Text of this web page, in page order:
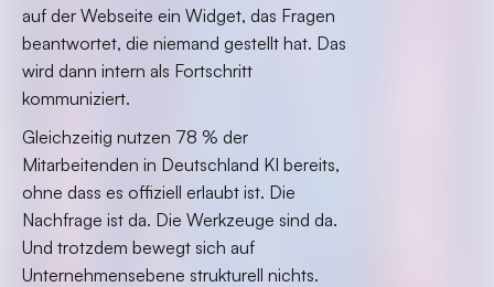
auf der Webseite ein Widget, das Fragen
beantwortet, die niemand gestellt hat. Das
wird dann intern als Fortschritt
kommuniziert.
Gleichzeitig nutzen 78 % der
Mitarbeitenden in Deutschland KI bereits,
ohne dass es offiziell erlaubt ist. Die
Nachfrage ist da. Die Werkzeuge sind da.
Und trotzdem bewegt sich auf
Unternehmensebene strukturell nichts.